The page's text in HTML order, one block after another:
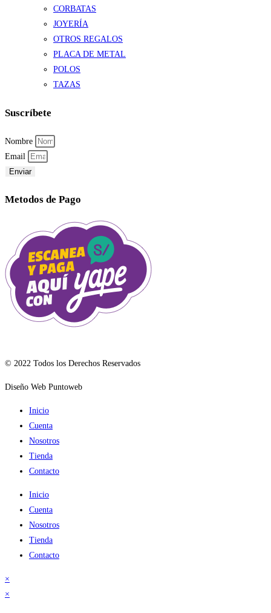
CORBATAS
JOYERÍA
OTROS REGALOS
PLACA DE METAL
POLOS
TAZAS
Suscríbete
Nombre
Email
Enviar
Metodos de Pago
© 2022 Todos los Derechos Reservados
Diseño Web Puntoweb
Inicio
Cuenta
Nosotros
Tienda
Contacto
Inicio
Cuenta
Nosotros
Tienda
Contacto
×
×